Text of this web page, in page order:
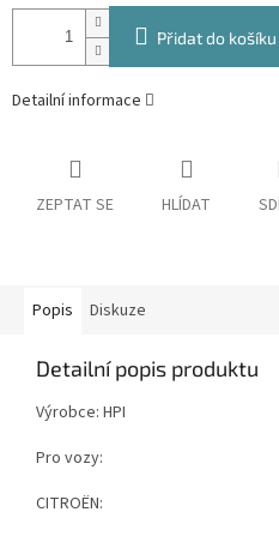
Přidat do košíku
Detailní informace
ZEPTAT SE HLÍDAT
Popis Diskuze
Detailní popis produktu
Výrobce: HPI
Pro vozy:
CITROËN: